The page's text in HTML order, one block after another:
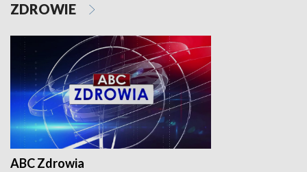
ZDROWIE
ABC Zdrowia